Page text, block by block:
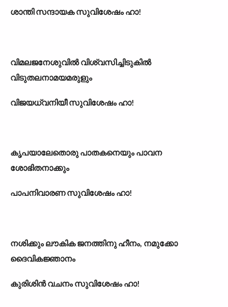
ശാന്തി സന്ദായക സുവിശേഷം ഹാ!
വിമലജനേശുവിൽ വിശ്വസിച്ചിടുകിൽ
വിടുതലനാമയമരുളും
വിജയധ്വനിയീ സുവിശേഷം ഹാ!
കൃപയാലേതൊരു പാതകനെയും പാവന
ശോഭിതനാക്കും
പാപനിവാരണ സുവിശേഷം ഹാ!
നശിക്കും ലൗകിക ജനത്തിനു ഹീനം, നമുക്കോ
ദൈവികജ്ഞാനം
കുരിശിൻ വചനം സുവിശേഷം ഹാ!